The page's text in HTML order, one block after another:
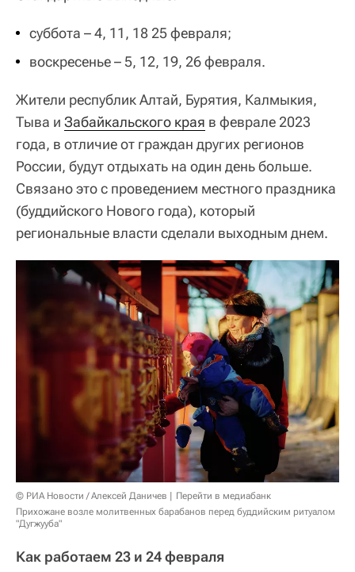
суббота – 4, 11, 18 25 февраля;
воскресенье – 5, 12, 19, 26 февраля.
Жители республик Алтай, Бурятия, Калмыкия,
Тыва и Забайкальского края в феврале 2023
года, в отличие от граждан других регионов
России, будут отдыхать на один день больше.
Связано это с проведением местного праздника
(буддийского Нового года), который
региональные власти сделали выходным днем.
© РИА Новости / Алексей Даничев
Перейти в медиабанк
Прихожане возле молитвенных барабанов перед буддийским ритуалом
"Дугжууба"
Как работаем 23 и 24 февраля